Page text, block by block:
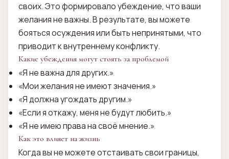
своих. Это формировало убеждение, что ваши
желания не важны. В результате, вы можете
бояться осуждения или быть непринятыми, что
приводит к внутреннему конфликту.
Какие убеждения могут стоять за проблемой
«Я не важна для других.»
«Мои желания не имеют значения.»
«Я должна угождать другим.»
«Если я откажу, меня не будут любить.»
«Я не имею права на своё мнение.»
Как это влияет на жизнь
Когда вы не можете отстаивать свои границы,